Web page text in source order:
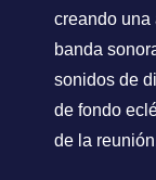
creando una
banda
sonidos de
de fondo
de la